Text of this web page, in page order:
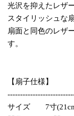
光沢を抑えたレザ
スタイリッシュな
扇面と同色のレザ
す。
【扇子仕様】
サイズ 7寸